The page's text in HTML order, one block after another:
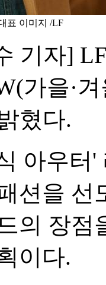
표 이미지 /LF
기자]
가을·
혔다.
아우터
션을 선
의 장점
이다.